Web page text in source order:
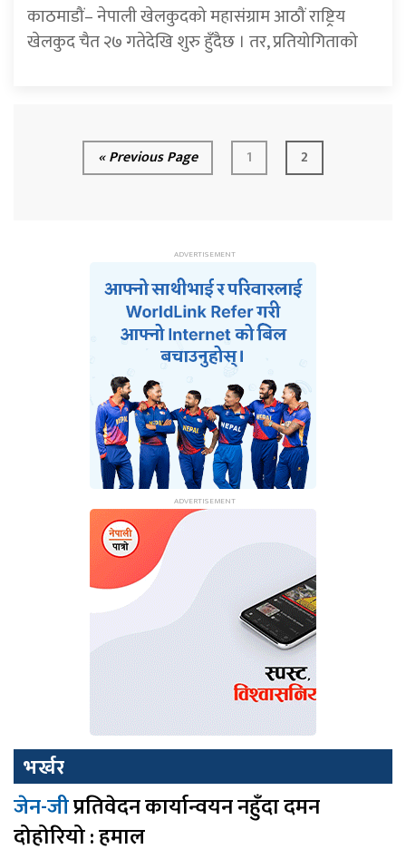
काठमाडौं– नेपाली खेलकुदको महासंग्राम आठौं राष्ट्रिय
खेलकुद चैत २७ गतेदेखि शुरु हुँदैछ । तर, प्रतियोगिताको
« Previous Page 1 2
भर्खर
जेन-जीप्रतिवेदन कार्यान्वयन नहुँदा दमन
दोहोरियो : हमाल